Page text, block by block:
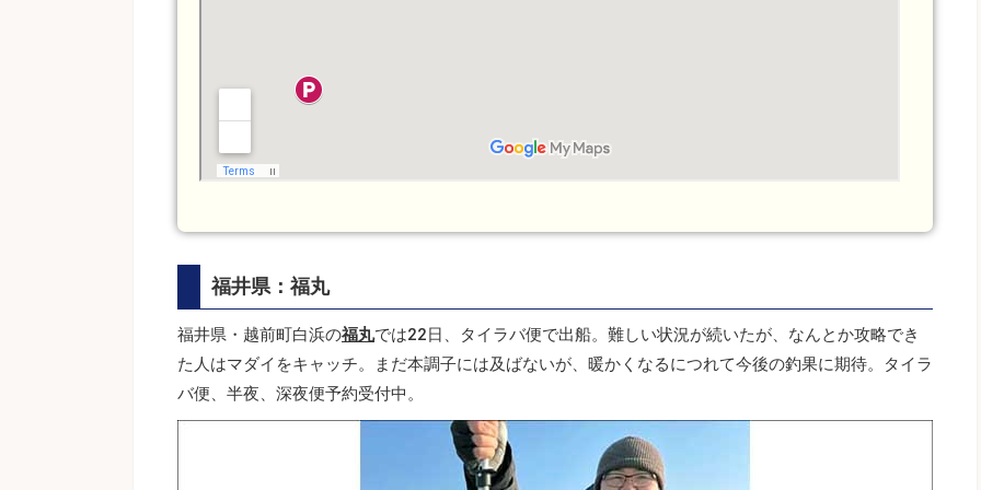
福井県：福丸
福井県・越前町白浜の福丸では22日、タイラバ便で出船。難しい状況が続いたが、なんとか攻略でき
た人はマダイをキャッチ。まだ本調子には及ばないが、暖かくなるにつれて今後の釣果に期待。タイラ
バ便、半夜、深夜便予約受付中。